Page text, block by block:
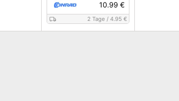
10.99 €
2 Tage /4.95 €